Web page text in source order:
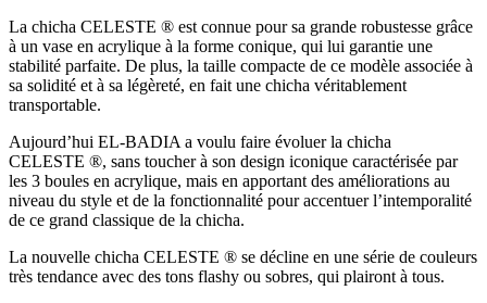
La chicha CELESTE ® est connue pour sa grande robustesse grâce
à un vase en acrylique à la forme conique, qui lui garantie une
stabilité parfaite. De plus, la taille compacte de ce modèle associée à
sa solidité et à sa légèreté, en fait une chicha véritablement
transportable.
Aujourd’hui EL-BADIA a voulu faire évoluer la chicha
CELESTE ®, sans toucher à son design iconique caractérisée par
les 3 boules en acrylique, mais en apportant des améliorations au
niveau du style et de la fonctionnalité pour accentuer l’intemporalité
de ce grand classique de la chicha.
La nouvelle chicha CELESTE ® se décline en une série de couleurs
très tendance avec des tons flashy ou sobres, qui plairont à tous.